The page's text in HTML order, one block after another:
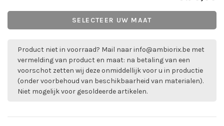
SELECTEER UW MAAT
Product niet in voorraad? Mail naarinfo@ambiorix.be met
vermelding van product en maat: na betaling van een
voorschot zetten wij deze onmiddellijk voor u in productie
(onder voorbehoud van beschikbaarheid van materialen).
Niet mogelijk voor gesoldeerde artikelen.